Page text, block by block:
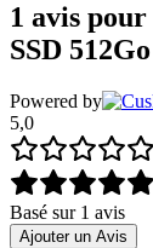
1 avis pour
SSD 512Go
Powered by
5,0
Basé sur 1 avis
Ajouter un Avis